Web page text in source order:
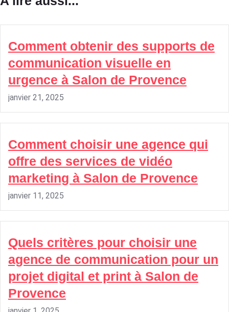
Comment obtenir des supports de
communication visuelle en
urgence à Salon de Provence
janvier 21, 2025
Comment choisir une agence qui
offre des services de vidéo
marketing à Salon de Provence
janvier 11, 2025
Quels critères pour choisir une
agence de communication pour un
projet digital et print à Salon de
Provence